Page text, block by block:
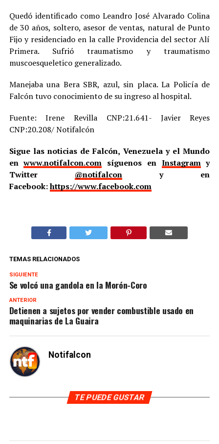
Quedó identificado como Leandro José Alvarado Colina
de 30 años, soltero, asesor de ventas, natural de Punto
Fijo y residenciado en la calle Providencia del sector Alí
Primera. Sufrió traumatismo y traumatismo
muscoesqueletico generalizado.
Manejaba una Bera SBR, azul, sin placa. La Policía de
Falcón tuvo conocimiento de su ingreso al hospital.
Fuente: Irene Revilla CNP:21.641- Javier Reyes
CNP:20.208/ Notifalcón
Sigue las noticias de Falcón, Venezuela y el Mundo
enwww.notifalcon.com síguenos en Instagramy
Twitter @notifalcony en
Facebook:https://www.facebook.com
TEMAS RELACIONADOS
SIGUIENTE
Se volcó una gandola en la Morón-Coro
ANTERIOR
Detienen a sujetos por vender combustible usado en
maquinarias de La Guaira
Notifalcon
TE PUEDE GUSTAR